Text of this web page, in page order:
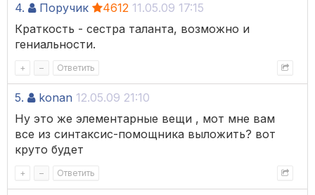
4. Поручик 4612 11.05.09 17:15
Краткость - сестра таланта, возможно и
гениальности.
+ – Ответить
5. konan 12.05.09 21:10
Ну это же элементарные вещи , мот мне вам
все из синтаксис-помощника выложить? вот
круто будет
+ – Ответить